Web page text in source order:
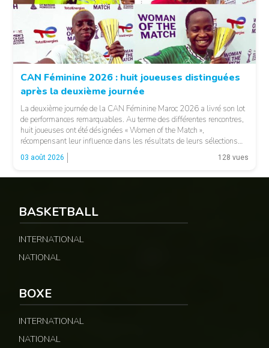
CAN Féminine 2026 : huit joueuses distinguées
après la deuxième journée
La deuxième journée de la CAN Féminine Maroc 2026 a livré son lot
de performances remarquables. Au terme des différentes rencontres,
huit joueuses ont été désignées « Women of the Match »,
récompensant leur influence dans les résultats de leurs sélections
respectives. Le Sénégal a vu Adji Ndiaye recevoir cette distinction,
tandis que le Maroc […]
03 août 2026 128 vues
BASKETBALL
INTERNATIONAL
NATIONAL
BOXE
INTERNATIONAL
NATIONAL